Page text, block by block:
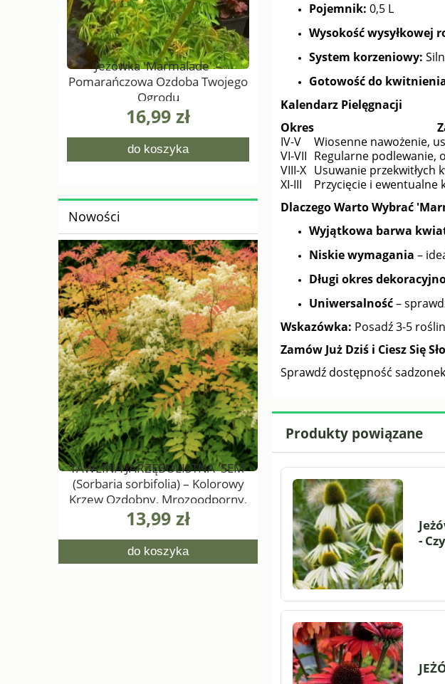
Jeżówka 'Marmalade' –
Pomarańczowa Ozdoba Twojego
Ogrodu
16,99 zł
do koszyka
Nowości
TAWLINA JARZĘBOLISTNA 'SEM'
(Sorbaria sorbifolia) – Kolorowy
Krzew Ozdobny, Mrozoodporny,
0,5L
13,99 zł
do koszyka
KRWAWNIK SUMMER PASTELS
10,99 zł
do koszyka
Pojemnik: 0,5 L
Wysokość wysyłkowej
System korzeniowy:
Gotowość do
Kalendarz Pielęgnacji
Okres
IV-V
Wiosenne nawożenie,
VI-VII Regularne podlewanie,
VIII-X Usuwanie przekwitłych
XI-III
Przycięcie i ewentualne
Dlaczego Warto Wybrać
Wyjątkowa barwa
Niskie wymagania –
Długi okres
Uniwersalność–
Wskazówka: Posadź 3-5
Zamów Już Dziś i Ciesz Się
Sprawdź dostępność
Produkty powiązane
-